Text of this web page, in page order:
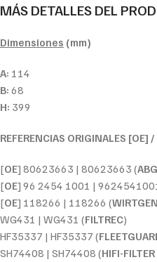
MÁS DETALLES DEL
Dimensiones (mm)
A: 114
B: 68
H: 399
REFERENCIAS ORIGINALES [OE]
[OE] 80623663 | 80623663 (
[OE] 96 2454 1001 |
[OE] 118266 | 118266 (
WG431 | WG431 (FILTREC)
HF35337 | HF35337 (
SH74408 | SH74408 (HIFI-